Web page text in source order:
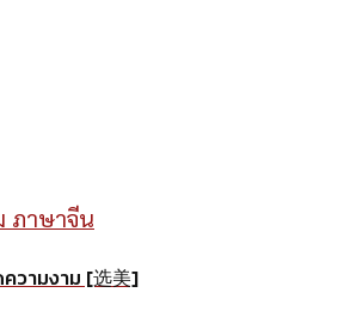
วามงาม [选美]